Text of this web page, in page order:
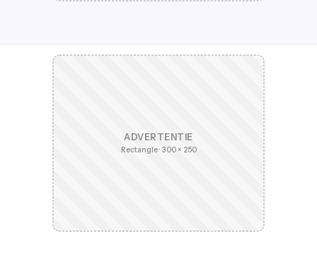
ADVERTENTIE
Rectangle · 300 × 250